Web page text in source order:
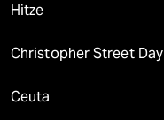
Hitze
Christopher Street Day
Ceuta